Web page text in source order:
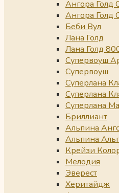
Ангора Голд
Ангора Голд
Беби Вул
Лана Голд
Лана Голд
Супервоуш
Супервоуш
Суперлана
Суперлана
Суперлана
Бриллиант
Альпина
Альпина
Крейзи
Мелодия
Эверест
Херитайдж